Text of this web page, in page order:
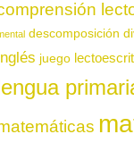
descomposición
juego